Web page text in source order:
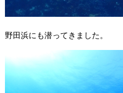
野田浜にも潜ってきました。